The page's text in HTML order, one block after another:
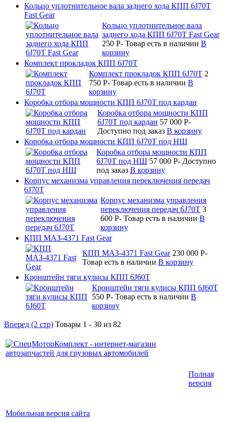
Кольцо уплотнительное вала заднего хода КПП 6J70T
Fast Gear
Кольцо уплотнительное вала
заднего хода КПП 6J70T Fast Gear
250 P- Товар есть в наличии В
корзину
Комплект прокладок КПП 6J70T
Комплект прокладок КПП 6J70T 2
750 P- Товар есть в наличии В
корзину
Коробка отбора мощности КПП 6J70T под кардан
Коробка отбора мощности КПП
6J70T под кардан 57 000 P-
Доступно под заказ В корзину
Коробка отбора мощности КПП 6J70T под НШ
Коробка отбора мощности КПП
6J70T под НШ 57 000 P- Доступно
под заказ В корзину
Корпус механизма управления переключения передач
6J70T
Корпус механизма управления
переключения передач 6J70T 3
600 P- Товар есть в наличии В
корзину
КПП МАЗ-4371 Fast Gear
КПП МАЗ-4371 Fast Gear 230 000 P-
Товар есть в наличии В корзину
Кронштейн тяги кулисы КПП 6J60T
Кронштейн тяги кулисы КПП 6J60T
550 P- Товар есть в наличии В
корзину
Вперед (2 стр) Товары 1 - 30 из 82
Мобильная версия сайта
Полная
версия